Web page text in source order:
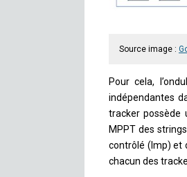
Source image :
Pour cela,
indépendantes
tracker possède
MPPT des
contrôlé (Imp) et
chacun des